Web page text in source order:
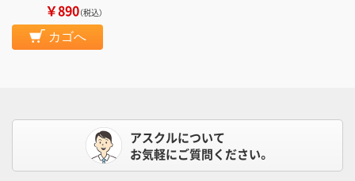
￥890（税込）
カゴへ
アスクルについて
お気軽にご質問ください。